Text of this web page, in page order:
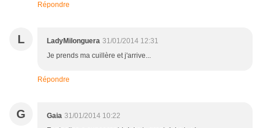
Répondre
L LadyMilonguera 31/01/2014 12:31
Je prends ma cuillère et j'arrive...
Répondre
G Gaia 31/01/2014 10:22